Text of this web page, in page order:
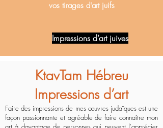
vos tirages d'art juifs
Impressions d’art juives
KtavTam Hébreu
Impressions d’art
Faire des impressions de mes œuvres judaïques est une
façon passionnante et agréable de faire connaître mon